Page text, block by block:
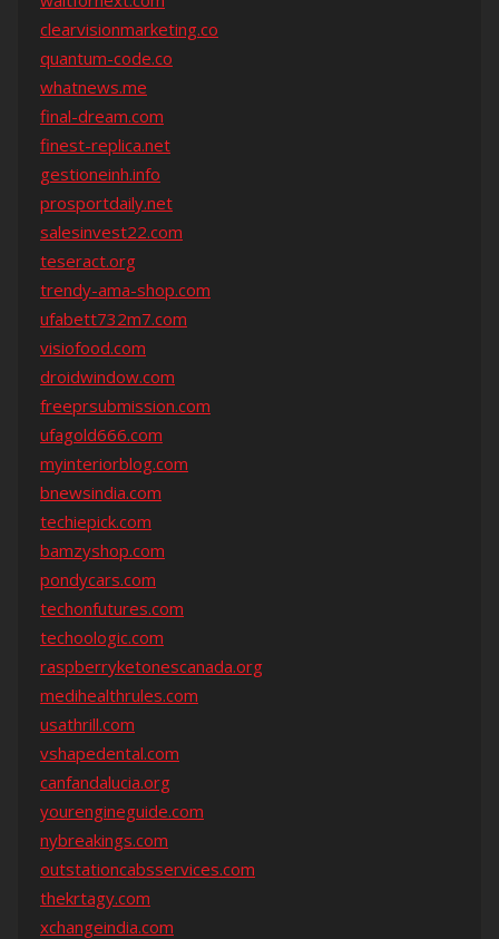
clearvisionmarketing.co
quantum-code.co
whatnews.me
final-dream.com
finest-replica.net
gestioneinh.info
prosportdaily.net
salesinvest22.com
teseract.org
trendy-ama-shop.com
ufabett732m7.com
visiofood.com
droidwindow.com
freeprsubmission.com
ufagold666.com
myinteriorblog.com
bnewsindia.com
techiepick.com
bamzyshop.com
pondycars.com
techonfutures.com
techoologic.com
raspberryketonescanada.org
medihealthrules.com
usathrill.com
vshapedental.com
canfandalucia.org
yourengineguide.com
nybreakings.com
outstationcabsservices.com
thekrtagy.com
xchangeindia.com